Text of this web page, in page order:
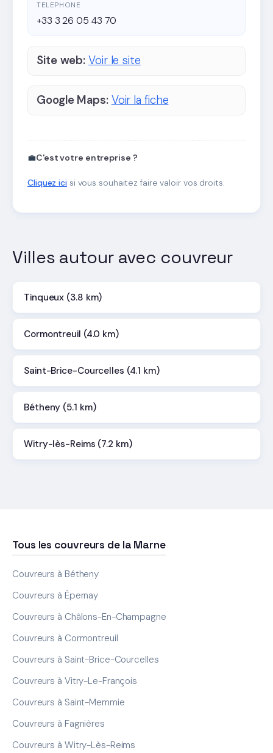
TELEPHONE
+33 3 26 05 43 70
Site web: Voir le site
Google Maps: Voir la fiche
💼C'est votre entreprise ?
Cliquez icisi vous souhaitez faire valoir vos droits.
Villes autour avec couvreur
Tinqueux (3.8 km)
Cormontreuil (4.0 km)
Saint-Brice-Courcelles (4.1 km)
Bétheny (5.1 km)
Witry-lès-Reims (7.2 km)
Tous les couvreurs de la Marne
Couvreurs à Bétheny
Couvreurs à Épernay
Couvreurs à Châlons-En-Champagne
Couvreurs à Cormontreuil
Couvreurs à Saint-Brice-Courcelles
Couvreurs à Vitry-Le-François
Couvreurs à Saint-Memmie
Couvreurs à Fagnières
Couvreurs à Witry-Lès-Reims